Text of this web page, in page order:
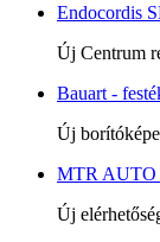
Endocordis
Új Centrum
Bauart -
Új
MTR AUTO
Új